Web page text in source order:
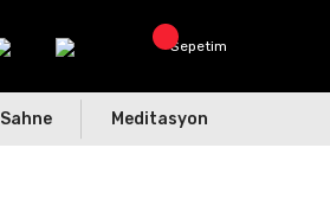
Sepetim
Sahne Meditasyon